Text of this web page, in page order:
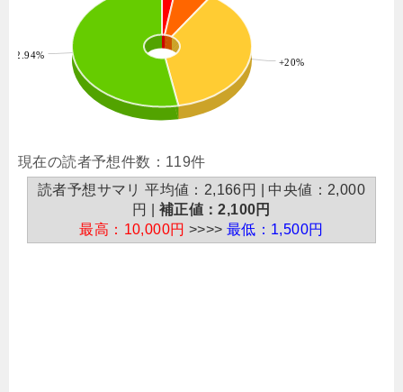
+20%以上: 37.82%
52.94%
現在の読者予想件数：119件
読者予想サマリ 平均値：2,166円 | 中央値：2,000
円 | 補正値：2,100円
最高：10,000円 >>>> 最低：1,500円